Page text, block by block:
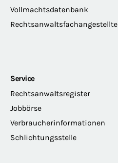
Vollmachtsdatenbank
Rechtsanwaltsfachangestellte
Service
Rechtsanwaltsregister
Jobbörse
Verbraucherinformationen
Schlichtungsstelle